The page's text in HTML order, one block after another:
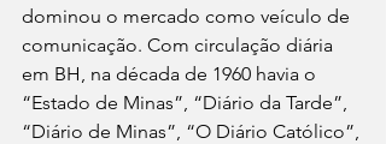
dominou o mercado como veículo de
comunicação. Com circulação diária
em BH, na década de 1960 havia o
“Estado de Minas”, “Diário da Tarde”,
“Diário de Minas”, “O Diário Católico”,